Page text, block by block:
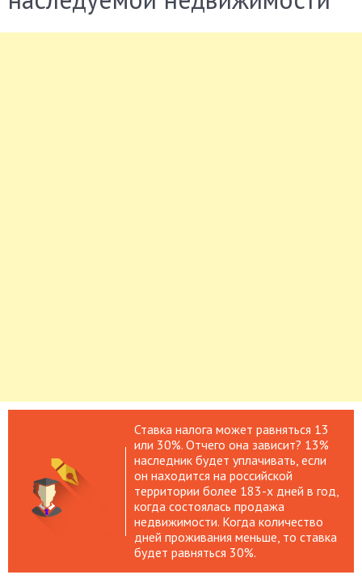
Ставка налога может равняться 13
или 30%. Отчего она зависит? 13%
наследник будет уплачивать, если
он находится на российской
территории более 183-х дней в год,
когда состоялась продажа
недвижимости. Когда количество
дней проживания меньше, то ставка
будет равняться 30%.